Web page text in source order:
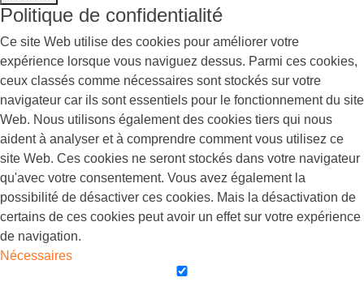
Politique de confidentialité
Ce site Web utilise des cookies pour améliorer votre
expérience lorsque vous naviguez dessus. Parmi ces cookies,
ceux classés comme nécessaires sont stockés sur votre
navigateur car ils sont essentiels pour le fonctionnement du site
Web. Nous utilisons également des cookies tiers qui nous
aident à analyser et à comprendre comment vous utilisez ce
site Web. Ces cookies ne seront stockés dans votre navigateur
qu'avec votre consentement. Vous avez également la
possibilité de désactiver ces cookies. Mais la désactivation de
certains de ces cookies peut avoir un effet sur votre expérience
de navigation.
Nécessaires